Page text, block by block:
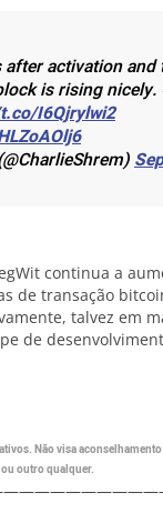
after activation and
is rising nicely.
I6Qjrylwi2
continua a
de transação
talvez em
de
Não visa
outro qualquer.